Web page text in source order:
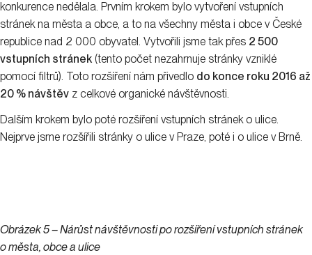
konkurence nedělala. Prvním krokem bylo vytvoření vstupních
stránek na města a obce, a to na všechny města i obce v České
republice nad 2 000 obyvatel. Vytvořili jsme tak přes 2 500
vstupních stránek (tento počet nezahrnuje stránky vzniklé
pomocí filtrů). Toto rozšíření nám přivedlo do konce roku 2016 až
20 % návštěv z celkové organické návštěvnosti.
Dalším krokem bylo poté rozšíření vstupních stránek o ulice.
Nejprve jsme rozšířili stránky o ulice v Praze, poté i o ulice v Brně.
Obrázek 5 – Nárůst návštěvnosti po rozšíření vstupních stránek
o města, obce a ulice